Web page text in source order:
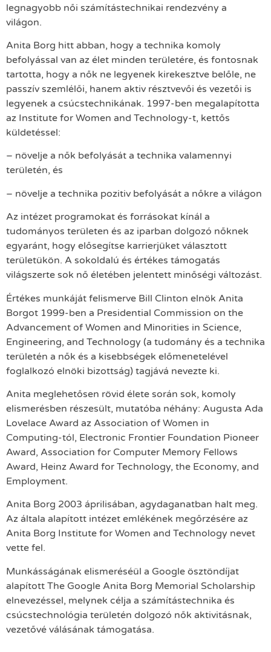
legnagyobb női számítástechnikai rendezvény a
világon.
Anita Borg hitt abban, hogy a technika komoly
befolyással van az élet minden területére, és fontosnak
tartotta, hogy a nők ne legyenek kirekesztve belőle, ne
passzív szemlélői, hanem aktiv résztvevői és vezetői is
legyenek a csúcstechnikának. 1997-ben megalapította
az Institute for Women and Technology-t, kettős
küldetéssel:
– növelje a nők befolyását a technika valamennyi
területén, és
– növelje a technika pozitiv befolyását a nőkre a világon
Az intézet programokat és forrásokat kínál a
tudományos területen és az iparban dolgozó nőknek
egyaránt, hogy elősegítse karrierjüket választott
területükön. A sokoldalú és értékes támogatás
világszerte sok nő életében jelentett minőségi változást.
Értékes munkáját felismerve Bill Clinton elnök Anita
Borgot 1999-ben a Presidential Commission on the
Advancement of Women and Minorities in Science,
Engineering, and Technology (a tudomány és a technika
területén a nők és a kisebbségek előmenetelével
foglalkozó elnöki bizottság) tagjává nevezte ki.
Anita meglehetősen rövid élete során sok, komoly
elismerésben részesült, mutatóba néhány: Augusta Ada
Lovelace Award az Association of Women in
Computing-tól, Electronic Frontier Foundation Pioneer
Award, Association for Computer Memory Fellows
Award, Heinz Award for Technology, the Economy, and
Employment.
Anita Borg 2003 áprilisában, agydaganatban halt meg.
Az általa alapított intézet emlékének megőrzésére az
Anita Borg Institute for Women and Technology nevet
vette fel.
Munkásságának elismeréséül a Google ösztöndíjat
alapított The Google Anita Borg Memorial Scholarship
elnevezéssel, melynek célja a számítástechnika és
csúcstechnológia területén dolgozó nők aktivitásnak,
vezetővé válásának támogatása.